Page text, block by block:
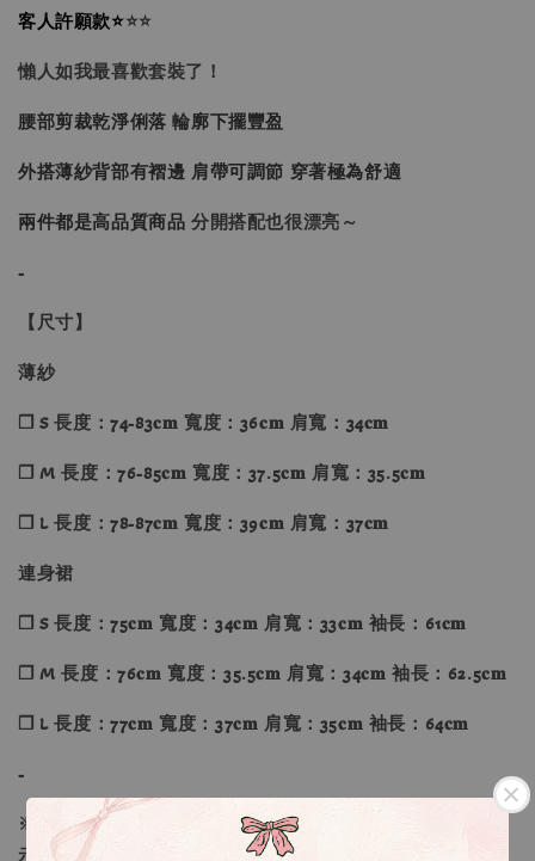
客人許願款⭐⭐⭐
懶人如我最喜歡套裝了！
腰部剪裁乾淨俐落 輪廓下擺豐盈
外搭薄紗背部有褶邊 肩帶可調節 穿著極為舒適
兩件都是高品質商品 分開搭配也很漂亮～
-
【尺寸】
薄紗
❐ S 長度：74-83𝐜𝐦 寬度：36𝐜𝐦 肩寬：34𝐜𝐦
❐ M 長度：76-85𝐜𝐦 寬度：37.5𝐜𝐦 肩寬：35.5𝐜𝐦
❐ L 長度：78-87𝐜𝐦 寬度：39𝐜𝐦 肩寬：37𝐜𝐦
連身裙
❐ S 長度：75𝐜𝐦 寬度：34𝐜𝐦 肩寬：33𝐜𝐦 袖長：61𝐜𝐦
❐ M 長度：76𝐜𝐦 寬度：35.5𝐜𝐦 肩寬：34𝐜𝐦 袖長：62.5𝐜𝐦
❐ L 長度：77𝐜𝐦 寬度：37𝐜𝐦 肩寬：35𝐜𝐦 袖長：64𝐜𝐦
-
※
由於素材的特性，顏色、形狀、尺寸可能與照片、尺寸顯
示略有不同。